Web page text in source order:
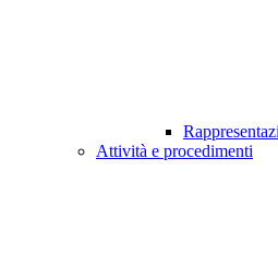
Attività e procedimenti